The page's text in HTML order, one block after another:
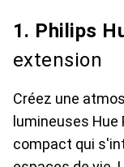
1. Philips
extension
Créez une
lumineuses
compact qui